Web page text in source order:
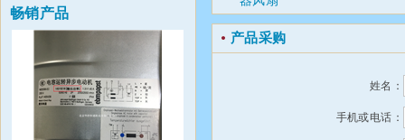
畅销产品
产品采购
姓名：
手机或电话：